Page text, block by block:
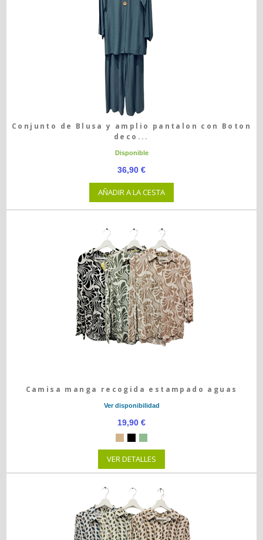
Conjunto de Blusa y amplio pantalon con Boton
deco...
Disponible
36,90 €
AÑADIR A LA CESTA
Camisa manga recogida estampado aguas
Ver disponibilidad
19,90 €
VER DETALLES